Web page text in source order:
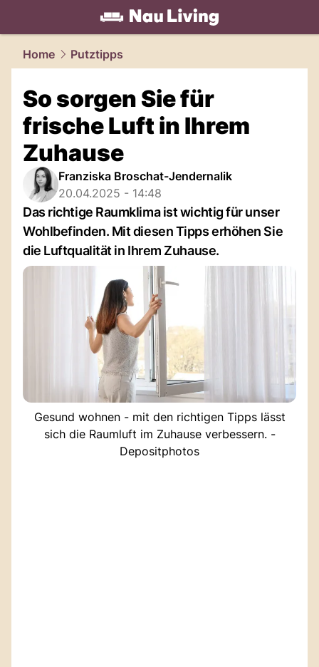
living.NAU.ch
Home Putztipps
So sorgen Sie für
frische Luft in Ihrem
Zuhause
Franziska Broschat-Jendernalik
20.04.2025 - 14:48
Das richtige Raumklima ist wichtig für unser
Wohlbefinden. Mit diesen Tipps erhöhen Sie
die Luftqualität in Ihrem Zuhause.
Gesund wohnen - mit den richtigen Tipps lässt
sich die Raumluft im Zuhause verbessern. -
Depositphotos